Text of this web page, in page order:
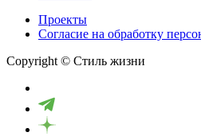
Проекты
Cогласие на обработку
Copyright © Стиль жизни